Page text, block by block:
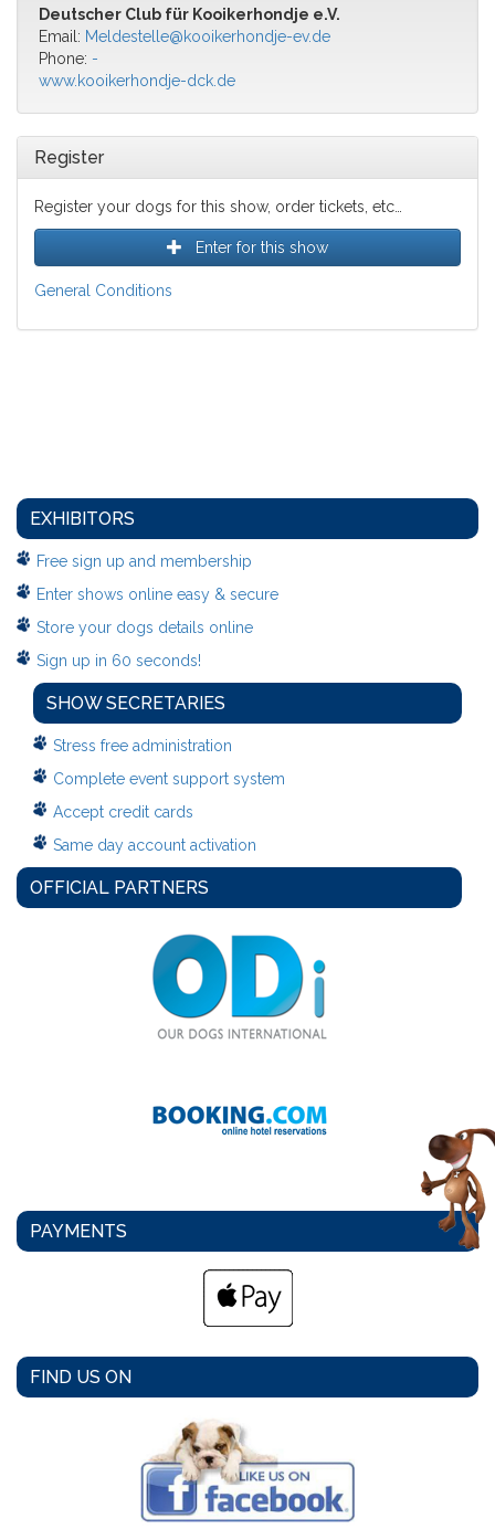
Deutscher Club für Kooikerhondje e.V.
Email: Meldestelle@kooikerhondje-ev.de
Phone: -
www.kooikerhondje-dck.de
Register
Register your dogs for this show, order tickets, etc…
Enter for this show
General Conditions
EXHIBITORS
Free sign up and membership
Enter shows online easy & secure
Store your dogs details online
Sign up in 60 seconds!
SHOW SECRETARIES
Stress free administration
Complete event support system
Accept credit cards
Same day account activation
OFFICIAL PARTNERS
PAYMENTS
FIND US ON